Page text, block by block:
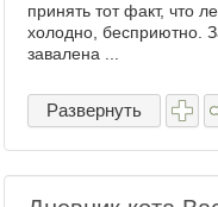
принять тот факт, что
холодно, бесприютно.
завалена ...
Развернуть